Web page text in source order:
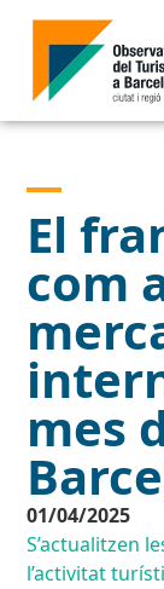
El
com
mes
01/04/2025
S’actualitzen
l’activitat